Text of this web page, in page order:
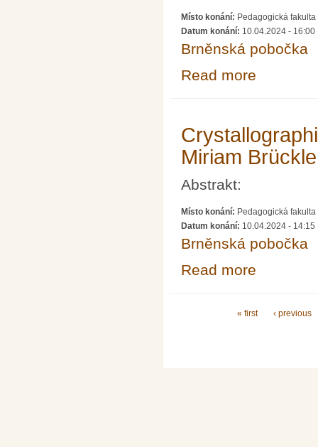
Místo konání: Pedagogická
Datum konání: 10.04.2024 - 16:00
Brněnská pobočka
Read more
Miriam
Abstrakt:
Místo konání: Pedagogická
Datum konání: 10.04.2024 - 14:15
Brněnská pobočka
Read more
« first ‹ previous